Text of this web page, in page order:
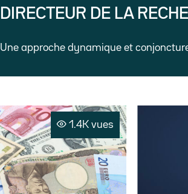
DIRECTEUR DE LA
Une approche dynamique et
1.4K vues